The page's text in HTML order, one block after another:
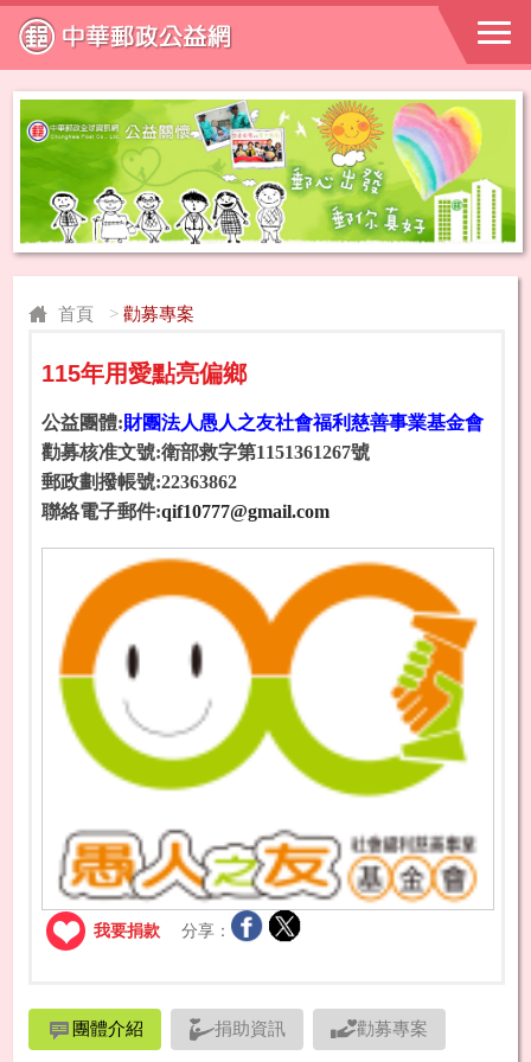
首頁 > 勸募專案
115年用愛點亮偏鄉
公益團體:財團法人愚人之友社會福利慈善事業基金會
勸募核准文號:衛部救字第1151361267號
郵政劃撥帳號:22363862
聯絡電子郵件:qif10777@gmail.com
我要捐款 分享：
團體介紹 捐助資訊 勸募專案